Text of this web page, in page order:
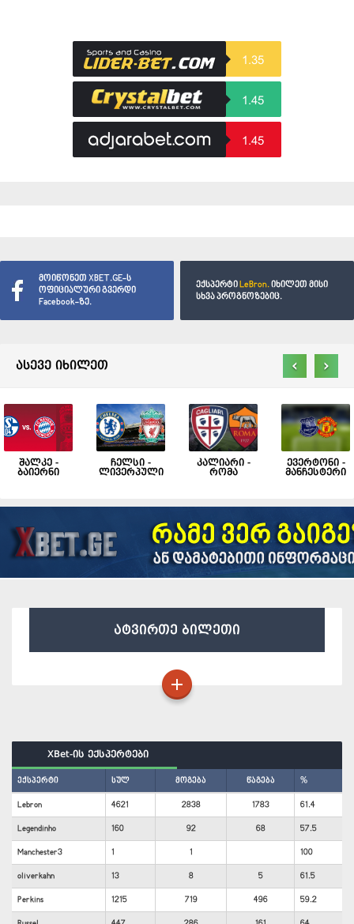
1.35
1.45
1.45
მოიწონეთ XBET.GE-ს
ოფიციალური გვერდი
Facebook-ზე.
ექსპერტი LeBron.იხილეთ მისი
სხვა პროგნოზებიც.
ასევე იხილეთ
შალკე -
ბაიერნი
ჩელსი -
ლივერპული
კალიარი -
რომა
ევერტონი -
მანჩესტერი
‹ ›
ატვირთე ბილეთი
XBet-ის ექსპერტები
ექსპერტი სულ მოგება წაგება %
Lebron 4621 2838 1783 61.4
Legendinho 160 92 68 57.5
Manchester3 1 1 100
oliverkahn 13 8 5 61.5
Perkins 1215 719 496 59.2